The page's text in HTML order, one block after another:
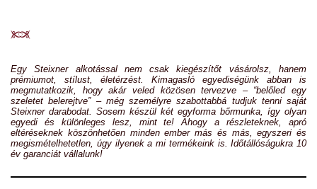
Egy Steixner alkotással nem csak kiegészítőt vásárolsz, hanem
prémiumot, stílust, életérzést. Kimagasló egyediségünk abban is
megmutatkozik, hogy akár veled közösen tervezve – “belőled egy
szeletet belerejtve” – még személyre szabottabbá tudjuk tenni saját
Steixner darabodat. Sosem készül két egyforma bőrmunka, így olyan
egyedi és különleges lesz, mint te! Ahogy a részleteknek, apró
eltéréseknek köszönhetően minden ember más és más, egyszeri és
megismételhetetlen, úgy ilyenek a mi termékeink is. Időtállóságukra 10
év garanciát vállalunk!